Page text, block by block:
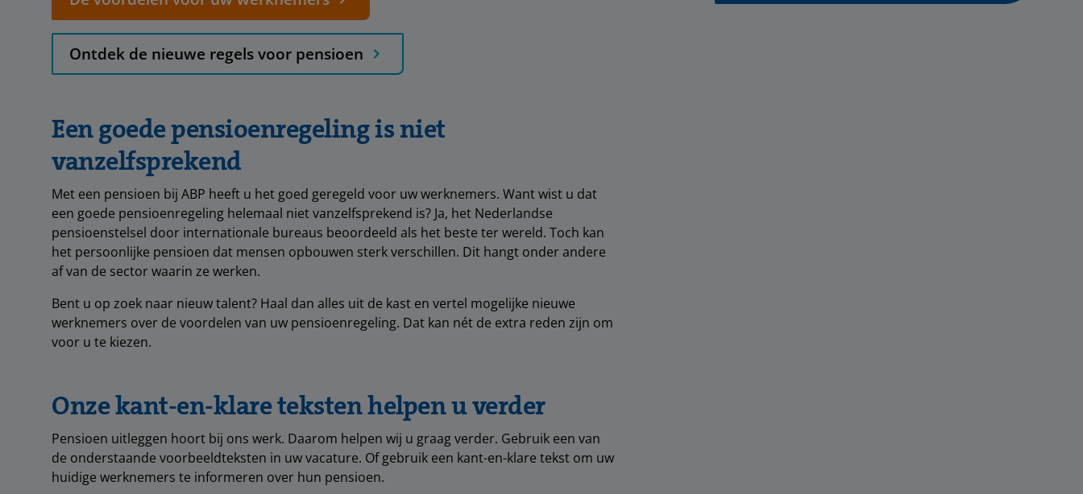
Ontdek de nieuwe regels voor pensioen
Een goede pensioenregeling is niet
vanzelfsprekend
Met een pensioen bij ABP heeft u het goed geregeld voor uw werknemers. Want wist u dat
een goede pensioenregeling helemaal niet vanzelfsprekend is? Ja, het Nederlandse
pensioenstelsel door internationale bureaus beoordeeld als het beste ter wereld. Toch kan
het persoonlijke pensioen dat mensen opbouwen sterk verschillen. Dit hangt onder andere
af van de sector waarin ze werken.
Bent u op zoek naar nieuw talent? Haal dan alles uit de kast en vertel mogelijke nieuwe
werknemers over de voordelen van uw pensioenregeling. Dat kan nét de extra reden zijn om
voor u te kiezen.
Onze kant-en-klare teksten helpen u verder
Pensioen uitleggen hoort bij ons werk. Daarom helpen wij u graag verder. Gebruik een van
de onderstaande voorbeeldteksten in uw vacature. Of gebruik een kant-en-klare tekst om uw
huidige werknemers te informeren over hun pensioen.